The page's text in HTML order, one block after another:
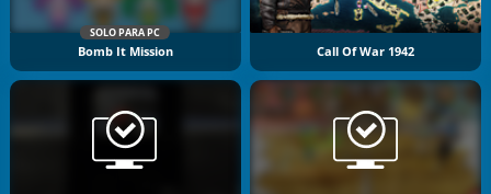
SOLO PARA PC
Bomb It Mission Call Of War 1942